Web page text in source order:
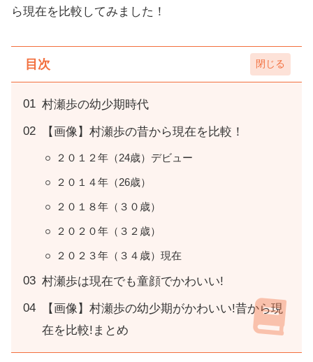
ら現在を比較してみました！
目次
村瀬歩の幼少期時代
【画像】村瀬歩の昔から現在を比較！
２０１２年（24歳）デビュー
２０１４年（26歳）
２０１８年（３０歳）
２０２０年（３２歳）
２０２３年（３４歳）現在
村瀬歩は現在でも童顔でかわいい!
【画像】村瀬歩の幼少期がかわいい!昔から現
在を比較!まとめ